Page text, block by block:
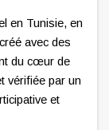
en Tunisie, en
avec des
du cœur de
vérifiée par un
et